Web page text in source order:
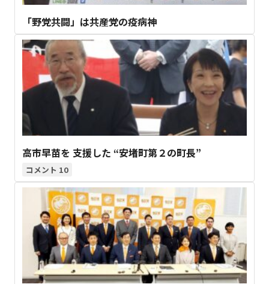
「野党共闘」は共産党の疫病神
高市早苗を 支援した “安堵町第２の町長”
10